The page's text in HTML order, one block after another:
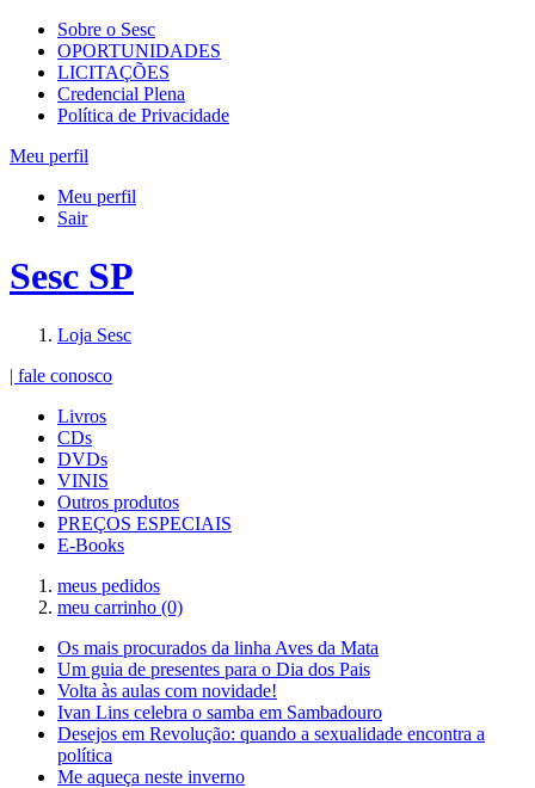
Sobre o Sesc
OPORTUNIDADES
LICITAÇÕES
Credencial Plena
Política de Privacidade
Meu perfil
Meu perfil
Sair
Sesc SP
Loja Sesc
| fale conosco
Livros
CDs
DVDs
VINIS
Outros produtos
PREÇOS ESPECIAIS
E-Books
meus pedidos
meu carrinho (0)
Os mais procurados da linha Aves da Mata
Um guia de presentes para o Dia dos Pais
Volta às aulas com novidade!
Ivan Lins celebra o samba em Sambadouro
Desejos em Revolução: quando a sexualidade encontra a
política
Me aqueça neste inverno